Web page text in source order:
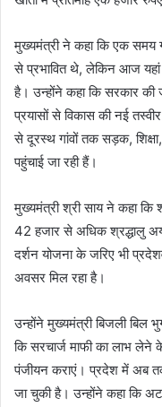
मुख्यमंत्री ने कहा कि एक समय
से प्रभावित थे, लेकिन आज यहां
है। उन्होंने कहा कि सरकार की
प्रयासों से विकास की नई
से दूरस्थ गांवों तक सड़क,
पहुंचाई जा रही हैं।
मुख्यमंत्री श्री साय ने कहा कि
42 हजार से अधिक श्रद्धालु
दर्शन योजना के जरिए भी
अवसर मिल रहा है।
उन्होंने मुख्यमंत्री बिजली बिल
कि सरचार्ज माफी का लाभ लेने
पंजीयन कराएं। प्रदेश में अब
जा चुकी है। उन्होंने कहा कि